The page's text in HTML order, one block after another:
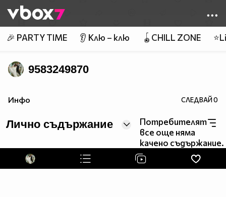
👾
🎉 PARTY TIME 👂 Клю – клю 🪀CHILL ZONE
9583249870
Инфо СЛЕДВАЙ0
Лично съдържание
Потребителят
все още няма
качено съдържание.